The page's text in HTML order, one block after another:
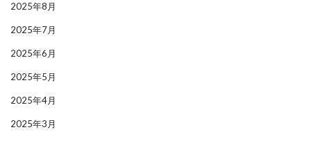
2025年8月
2025年7月
2025年6月
2025年5月
2025年4月
2025年3月